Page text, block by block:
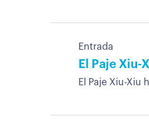
Entrada
El Paje
El Paje Xiu-Xiu